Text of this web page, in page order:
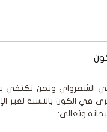
ونحن نكتفي بهذا
في الكون بالنسبة لغير
وتعالى: